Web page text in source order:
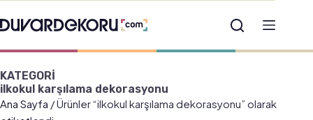
KATEGORİ
ilkokul karşılama dekorasyonu
Ana Sayfa / Ürünler “ilkokul karşılama dekorasyonu” olarak